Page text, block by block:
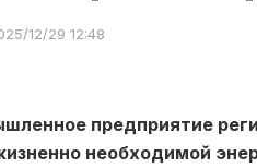
12/29 12:48
предприятие
необходимой